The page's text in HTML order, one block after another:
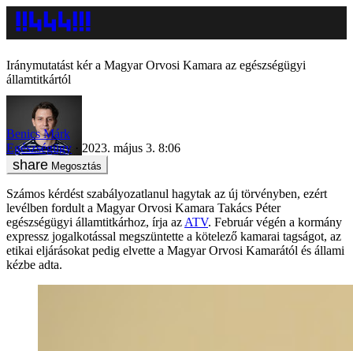
Iránymutatást kér a Magyar Orvosi Kamara az egészségügyi
államtitkártól
Benics Márk
Egészségügy
2023. május 3. 8:06
Megosztás
Számos kérdést szabályozatlanul hagytak az új törvényben, ezért
levélben fordult a Magyar Orvosi Kamara Takács Péter
egészségügyi államtitkárhoz, írja az ATV. Február végén a kormány
expressz jogalkotással megszüntette a kötelező kamarai tagságot, az
etikai eljárásokat pedig elvette a Magyar Orvosi Kamarától és állami
kézbe adta.